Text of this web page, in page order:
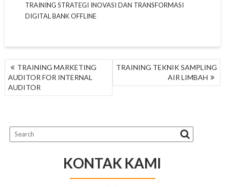
TRAINING STRATEGI INOVASI DAN TRANSFORMASI
DIGITAL BANK OFFLINE
NAVIGASI
POS
TRAINING MARKETING
AUDITOR FOR INTERNAL
AUDITOR
TRAINING TEKNIK SAMPLING
AIR LIMBAH
KONTAK KAMI